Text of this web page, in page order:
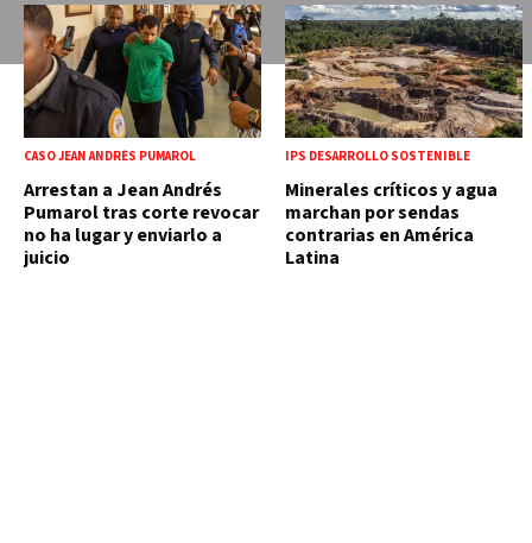
CASO JEAN ANDRÉS PUMAROL
Arrestan a Jean Andrés
Pumarol tras corte revocar
no ha lugar y enviarlo a
juicio
IPS DESARROLLO SOSTENIBLE
Minerales críticos y agua
marchan por sendas
contrarias en América
Latina